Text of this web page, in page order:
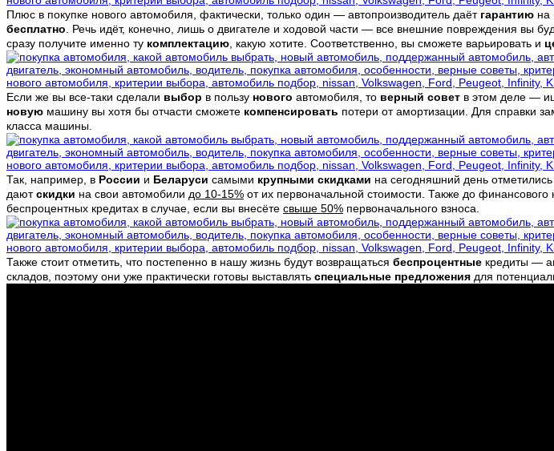
Плюс в покупке нового автомобиля, фактически, только один — автопроизводитель даёт гарантию на
бесплатно . Речь идёт, конечно, лишь о двигателе и ходовой части — все внешние повреждения вы
сразу получите именно ту комплектацию , какую хотите. Соответственно, вы сможете варьировать и
Если же вы все-таки сделали выбор в пользу нового автомобиля, то верный совет в этом деле —
новую машину вы хотя бы отчасти сможете компенсировать потери от амортизации. Для справки
класса машины.
Так, например, в России и Беларуси самыми крупными скидками на сегодняшний день
даютскидки на свои автомобили до 10-15% от их первоначальной стоимости. Также до
беспроцентных кредитах в случае, если вы внесёте свыше 50% первоначального взноса.
Также стоит отметить, что постепенно в нашу жизнь будут возвращаться беспроцентные кредиты —
складов, поэтому они уже практически готовы выставлять специальные предложения для